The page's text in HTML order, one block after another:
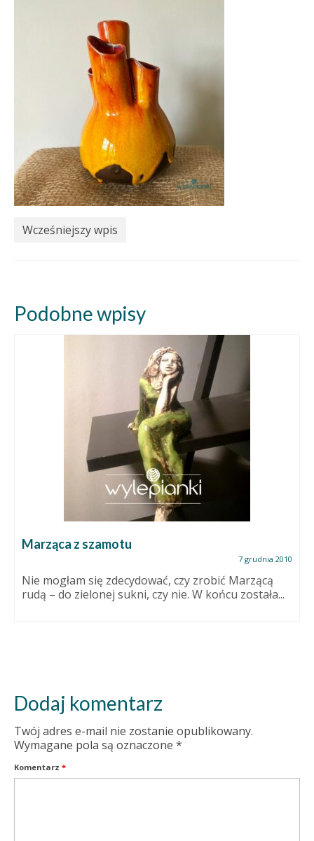
Wcześniejszy wpis
Podobne wpisy
Marząca z szamotu
7 grudnia 2010
Nie mogłam się zdecydować, czy zrobić Marzącą
rudą – do zielonej sukni, czy nie. W końcu została...
Dodaj komentarz
Twój adres e-mail nie zostanie opublikowany.
Wymagane pola są oznaczone *
Komentarz *